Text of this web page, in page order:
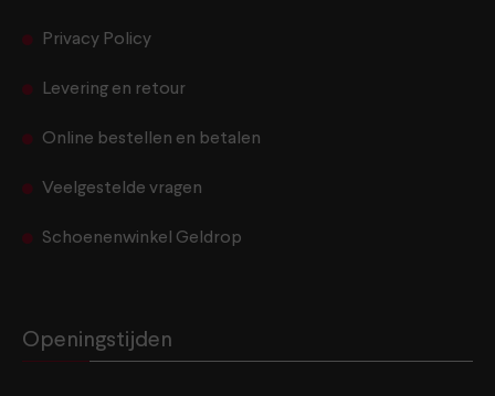
Privacy Policy
Levering en retour
Online bestellen en betalen
Veelgestelde vragen
Schoenenwinkel Geldrop
Openingstijden